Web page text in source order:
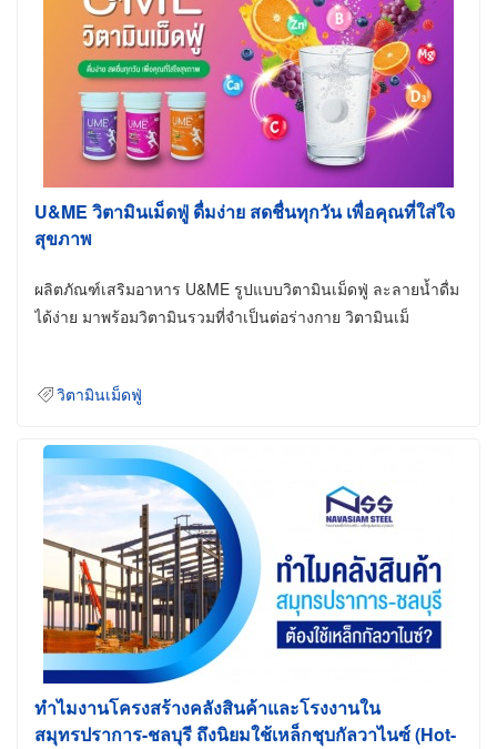
U&ME วิตามินเม็ดฟู่ ดื่มง่าย สดชื่นทุกวัน เพื่อคุณที่ใส่ใจ
สุขภาพ
ผลิตภัณฑ์เสริมอาหาร U&ME รูปแบบวิตามินเม็ดฟู่ ละลายน้ำดื่ม
ได้ง่าย มาพร้อมวิตามินรวมที่จำเป็นต่อร่างกาย วิตามินเม็
วิตามินเม็ดฟู่
ทำไมงานโครงสร้างคลังสินค้าและโรงงานใน
สมุทรปราการ-ชลบุรี ถึงนิยมใช้เหล็กชุบกัลวาไนซ์ (Hot-